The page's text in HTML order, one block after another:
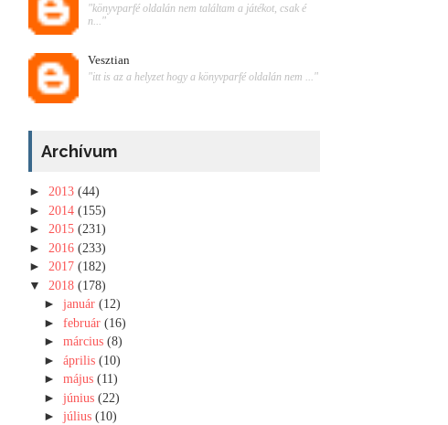
"könyvparfé oldalán nem találtam a játékot, csak é
n..."
Vesztian
"itt is az a helyzet hogy a könyvparfé oldalán nem ..."
Archívum
► 2013 (44)
► 2014 (155)
► 2015 (231)
► 2016 (233)
► 2017 (182)
▼ 2018 (178)
►január(12)
►február(16)
►március(8)
►április(10)
►május(11)
►június(22)
►július(10)